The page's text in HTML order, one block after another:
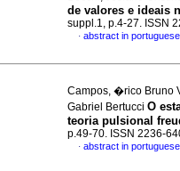
de valores e ideais
suppl.1, p.4-27. ISSN
· abstract in portuguese
Campos, �rico Bruno
Gabriel Bertucci O
teoria pulsional
p.49-70. ISSN 2236-
· abstract in portuguese